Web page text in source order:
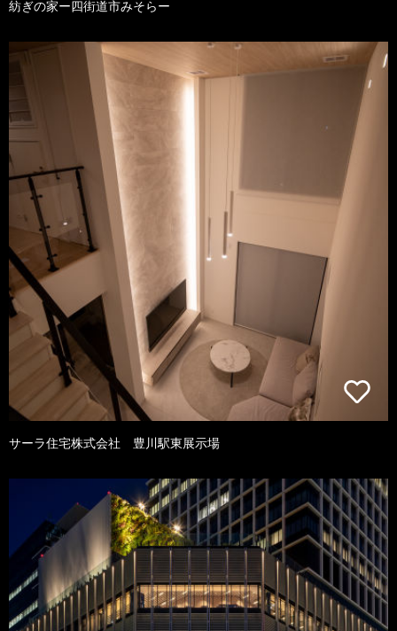
紡ぎの家ー四街道市みそらー
サーラ住宅株式会社 豊川駅東展示場